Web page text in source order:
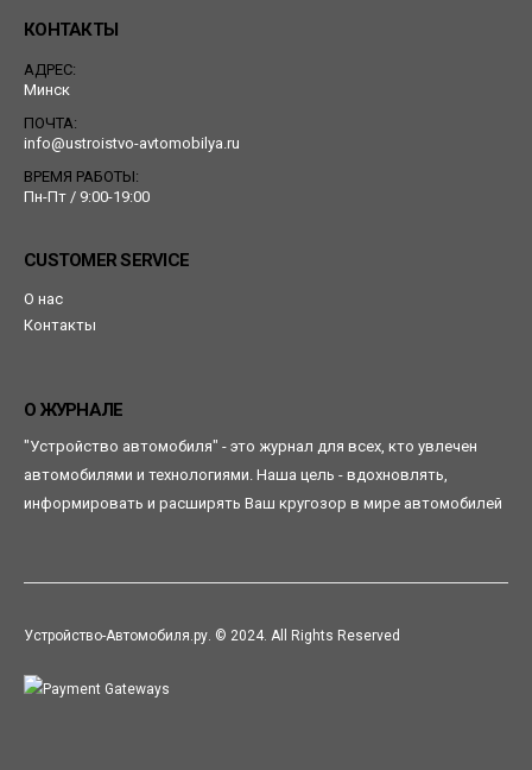
КОНТАКТЫ
АДРЕС:
Минск
ПОЧТА:
info@ustroistvo-avtomobilya.ru
ВРЕМЯ РАБОТЫ:
Пн-Пт / 9:00-19:00
CUSTOMER SERVICE
О нас
Контакты
О ЖУРНАЛЕ
"Устройство автомобиля" - это журнал для всех, кто увлечен
автомобилями и технологиями. Наша цель - вдохновлять,
информировать и расширять Ваш кругозор в мире автомобилей
Устройство-Автомобиля.ру. © 2024. All Rights Reserved